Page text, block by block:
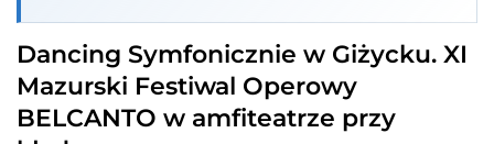
Dancing Symfonicznie w Giżycku. XI
Mazurski Festiwal Operowy
BELCANTO w amfiteatrze przy